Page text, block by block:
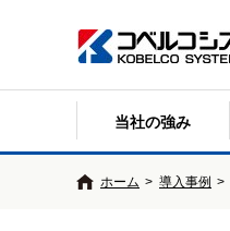
当社の強み
ホーム > 導入事例 >